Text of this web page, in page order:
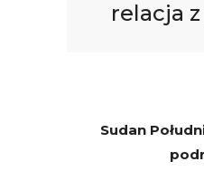
relacja
Sudan